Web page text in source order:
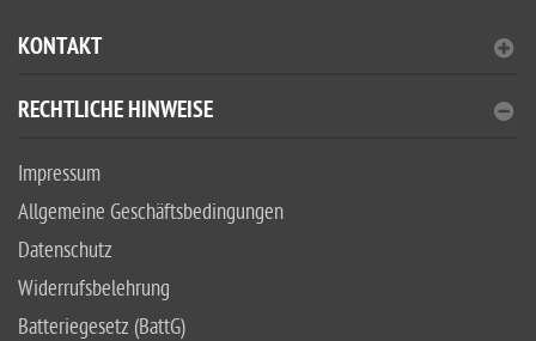
KONTAKT
RECHTLICHE HINWEISE
Impressum
Allgemeine Geschäftsbedingungen
Datenschutz
Widerrufsbelehrung
Batteriegesetz (BattG)